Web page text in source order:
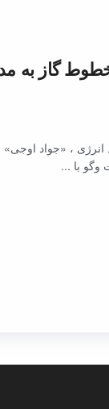
گاز به
، «جواد اوجی»
با ...